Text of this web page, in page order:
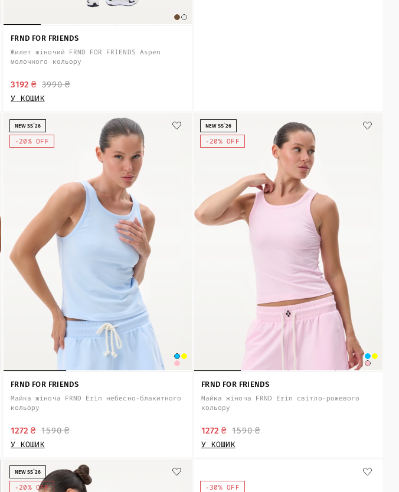
FRND FOR FRIENDS
Жилет жіночий FRND FOR FRIENDS Aspen
молочного кольору
3990 ₴
3192 ₴
У КОШИК
-20% OFF
NEW SS`26
FRND FOR FRIENDS
Майка жіноча FRND Erin небесно-блакитного
кольору
1590 ₴
1272 ₴
У КОШИК
-20% OFF
NEW SS`26
FRND FOR FRIENDS
Майка жіноча FRND Erin світло-рожевого
кольору
1590 ₴
1272 ₴
У КОШИК
-20% OFF
NEW SS`26
-30% OFF